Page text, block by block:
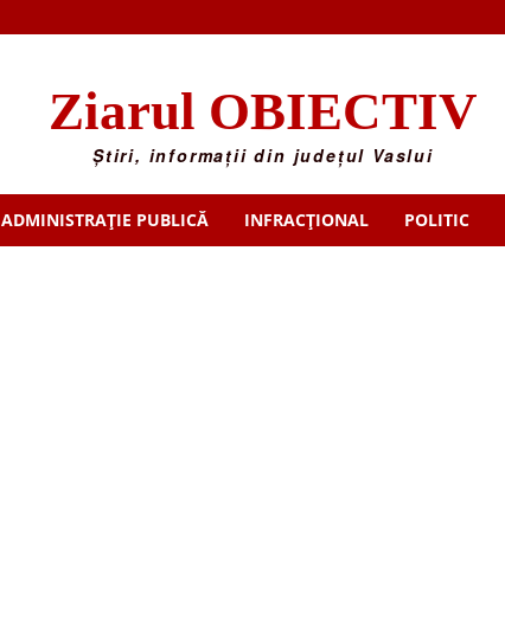
Ziarul OBIECTIV
Știri, informații din județul Vaslui
ADMINISTRAȚIE PUBLICĂ INFRACȚIONAL POLITIC